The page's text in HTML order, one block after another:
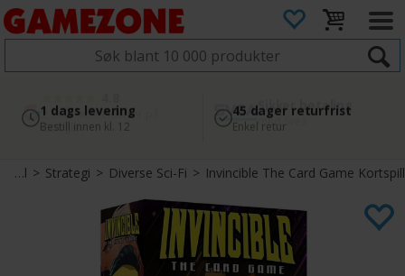
4.8
2 300+ anmeldelser på
Google
Sikker betaling
med Svea
1 dags levering
Bestill innen kl. 12
45 dager returfrist
Enkel retur
Brettspill>Strategi> Diverse Sci-Fi> Invincible The Card Game Kortspill